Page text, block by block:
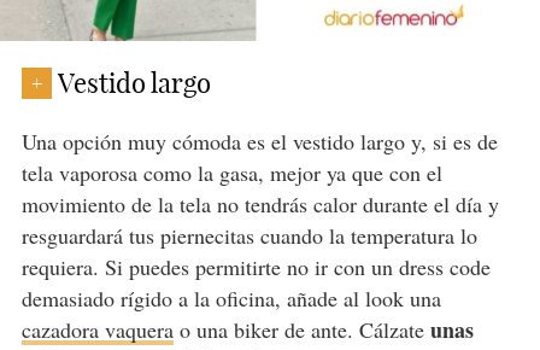
+ Vestido largo
Una opción muy cómoda es el vestido largo y, si es de
tela vaporosa como la gasa, mejor ya que con el
movimiento de la tela no tendrás calor durante el día y
resguardará tus piernecitas cuando la temperatura lo
requiera. Si puedes permitirte no ir con un dress code
demasiado rígido a la oficina, añade al look una
cazadora vaquerao una biker de ante. Cálzate unas